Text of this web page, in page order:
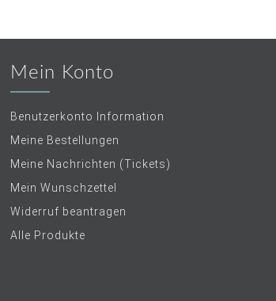
Mein Konto
Benutzerkonto Information
Meine Bestellungen
Meine Nachrichten (Tickets)
Mein Wunschzettel
Widerruf beantragen
Alle Produkte